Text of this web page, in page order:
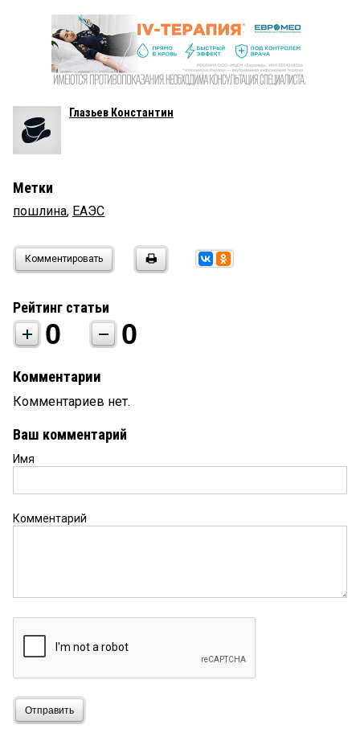
Глазьев Константин
Метки
пошлина, ЕАЭС
Комментировать
Рейтинг статьи
0 0
Комментарии
Комментариев нет.
Ваш комментарий
Имя
Комментарий
Отправить